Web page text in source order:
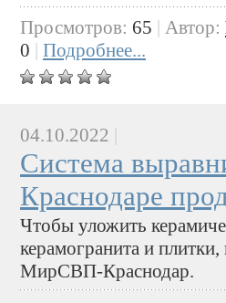
Просмотров: 65 | Автор:
0 | Подробнее...
04.10.2022
Система
Краснодаре
Чтобы уложить
керамогранита и
МирСВП-Краснодар.